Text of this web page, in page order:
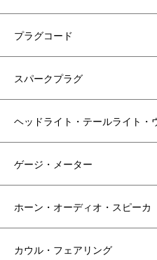
プラグコード
スパークプラグ
ヘッドライト・テールライト・
ゲージ・メーター
ホーン・オーディオ・スピーカ
カウル・フェアリング